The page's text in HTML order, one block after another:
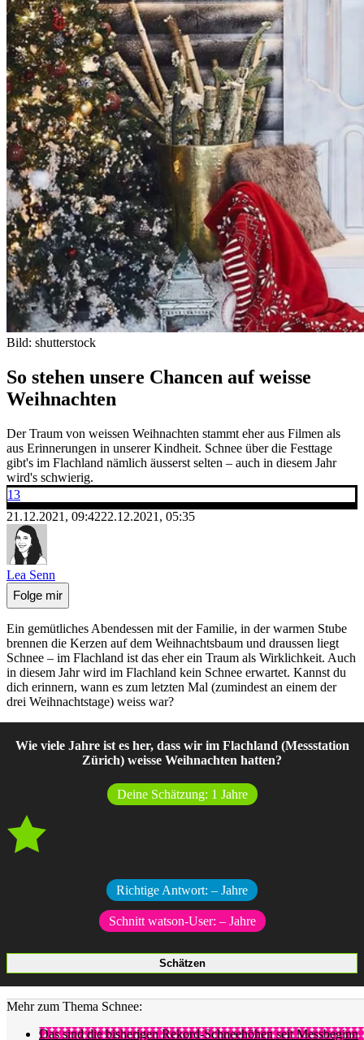
Bild: shutterstock
So stehen unsere Chancen auf weisse
Weihnachten
Der Traum von weissen Weihnachten stammt eher aus Filmen als
aus Erinnerungen in unserer Kindheit. Schnee über die Festtage
gibt's im Flachland nämlich äusserst selten – auch in diesem Jahr
wird's schwierig.
13
21.12.2021, 09:4222.12.2021, 05:35
Lea Senn
Folge mir
Ein gemütliches Abendessen mit der Familie, in der warmen Stube
brennen die Kerzen auf dem Weihnachtsbaum und draussen liegt
Schnee – im Flachland ist das eher ein Traum als Wirklichkeit. Auch
in diesem Jahr wird im Flachland kein Schnee erwartet. Kannst du
dich erinnern, wann es zum letzten Mal (zumindest an einem der
drei Weihnachtstage) weiss war?
Wie viele Jahre ist es her, dass wir im Flachland (Messstation
Zürich) weisse Weihnachten hatten?
Deine Schätzung: 1 Jahre
Richtige Antwort: – Jahre
Schnitt watson-User: –Jahre
Mehr zum Thema Schnee:
Das sind die bisherigen Rekord-Schneehöhen seit Messbeginn